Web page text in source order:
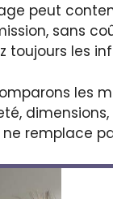
peut
sans
toujours les
les
remplace